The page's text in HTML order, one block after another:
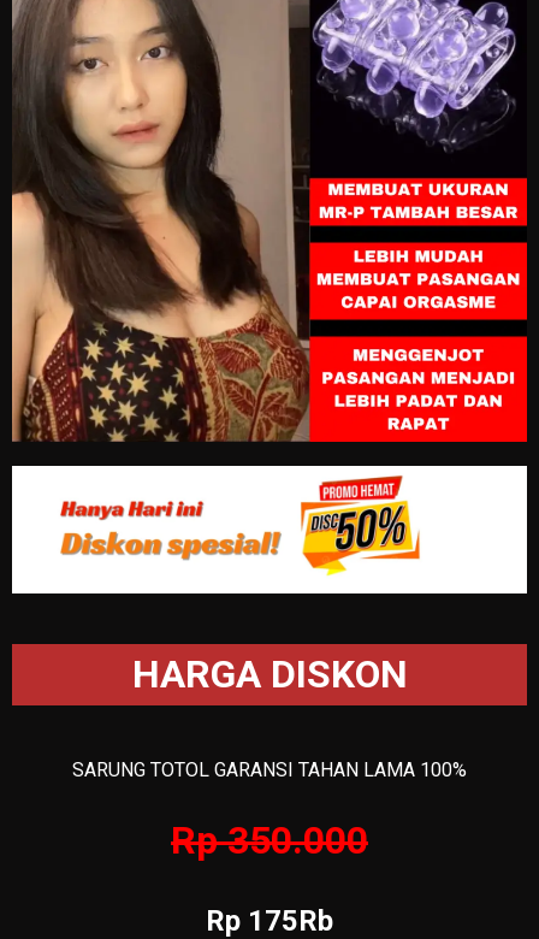
HARGA DISKON
SARUNG TOTOL GARANSI TAHAN LAMA 100%
Rp 350.000
Rp 175Rb